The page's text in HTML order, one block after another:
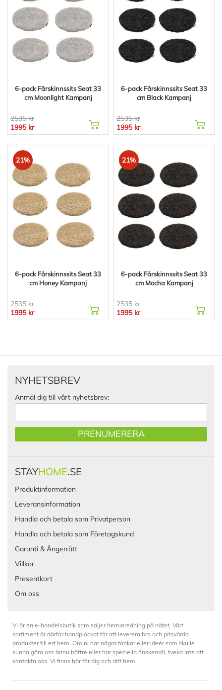
6-pack Fårskinnssits Seat 33
cm Moonlight Kampanj
2535 kr
1995 kr
6-pack Fårskinnssits Seat 33
cm Black Kampanj
2535 kr
1995 kr
21%
6-pack Fårskinnssits Seat 33
cm Honey Kampanj
2535 kr
1995 kr
21%
6-pack Fårskinnssits Seat 33
cm Mocha Kampanj
2535 kr
1995 kr
NYHETSBREV
Anmäl dig till vårt nyhetsbrev:
PRENUMERERA
STAYHOME.SE
Produktinformation
Leveransinformation
Handla och betala som Privatperson
Handla och betala som Företagskund
Garanti & Ångerrätt
Villkor
Presentkort
Om oss
Vi är en e-handelsbutik som säljer heminredning på nätet. Vårt
sortiment är därför handplockat för att leverera bra och prisvärda
produkter till ert hem. Om ni har några tankar eller ideér som skulle
kunna göra oss ännu bättre eller har speciella önskemål, tveka inte att
kontakta oss. Vi finns här för dig och ditt hem.